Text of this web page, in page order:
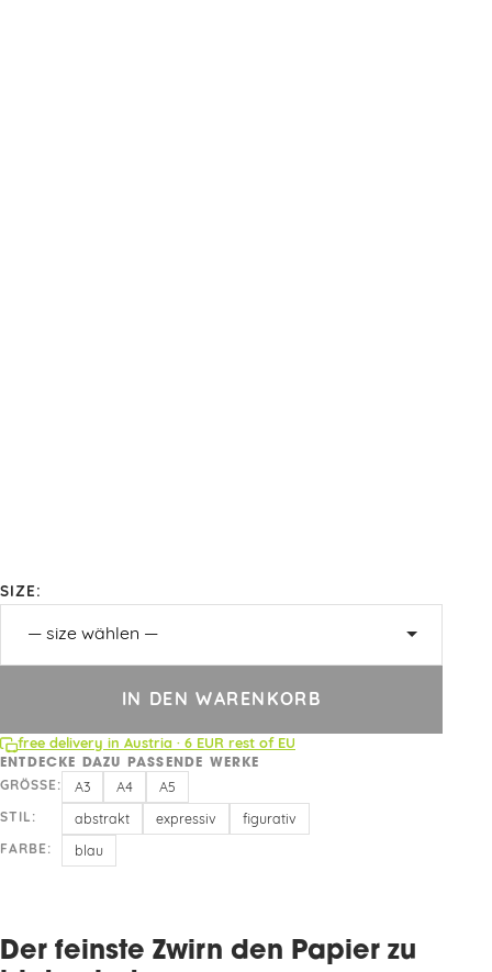
SIZE:
IN DEN WARENKORB
free delivery in Austria · 6 EUR rest of EU
ENTDECKE DAZU PASSENDE WERKE
GRÖSSE:
A3 A4 A5
STIL: abstrakt expressiv figurativ
FARBE: blau
Der feinste Zwirn den Papier zu